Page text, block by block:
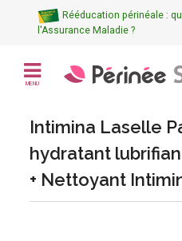
Rééducation périnéale :
l'Assurance Maladie ?
MENU
Intimina Laselle
hydratant
+ Nettoyant